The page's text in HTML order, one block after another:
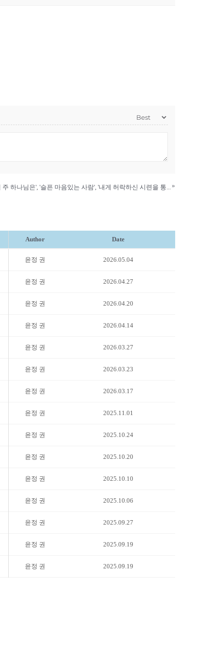
»
Author Date
윤정 권 2026.05.04
윤정 권 2026.04.27
윤정 권 2026.04.20
윤정 권 2026.04.14
윤정 권 2026.03.27
윤정 권 2026.03.23
윤정 권 2026.03.17
윤정 권 2025.11.01
윤정 권 2025.10.24
윤정 권 2025.10.20
윤정 권 2025.10.10
윤정 권 2025.10.06
윤정 권 2025.09.27
윤정 권 2025.09.19
윤정 권 2025.09.19